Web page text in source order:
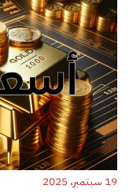
19 سبتمبر، 2025